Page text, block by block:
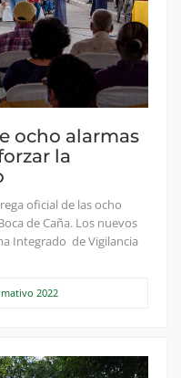
ocho alarmas
la
oficial de las ocho
de Caña. Los nuevos
Integrado de Vigilancia
2022